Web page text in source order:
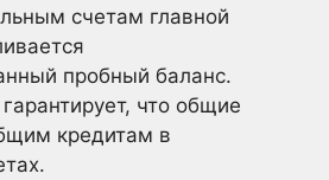
счетам главной
пробный баланс.
что общие
кредитам в